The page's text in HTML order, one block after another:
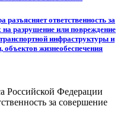
ответственность за
разрушение или повреждение
инфраструктуры и
объектов жизнеобеспечения
Российской Федерации
за совершение